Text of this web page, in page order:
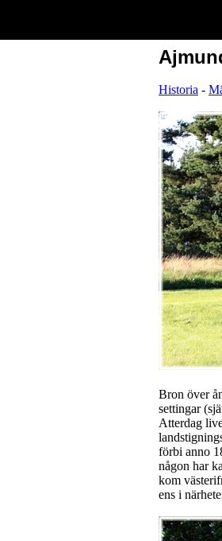
Historia -
Bron över
settingar
Atterdag
förbi anno
någon har
kom
ens i